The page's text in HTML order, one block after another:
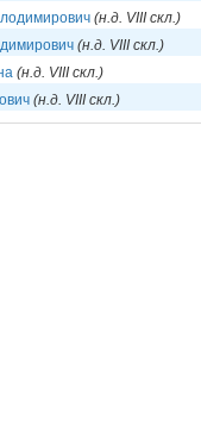
(н.д. VIII скл.)
(н.д. VIII скл.)
(н.д. VIII скл.)
(н.д. VIII скл.)